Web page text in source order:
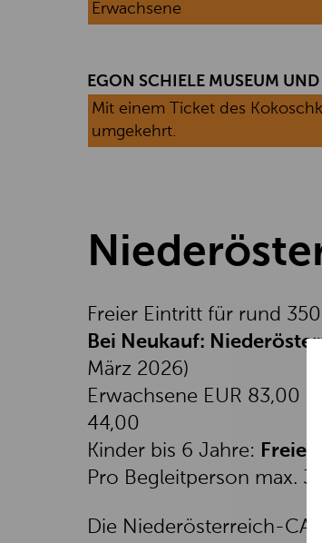
Erwachsene
EGON SCHIELE MUSEUM
Mit einem Ticket des
umgekehrt.
Freier Eintritt für rund
Bei Neukauf:
März 2026)
Erwachsene EUR 83,00
44,00
Kinder bis 6 Jahre: Freier
Pro Begleitperson max.
Die Niederösterreich-